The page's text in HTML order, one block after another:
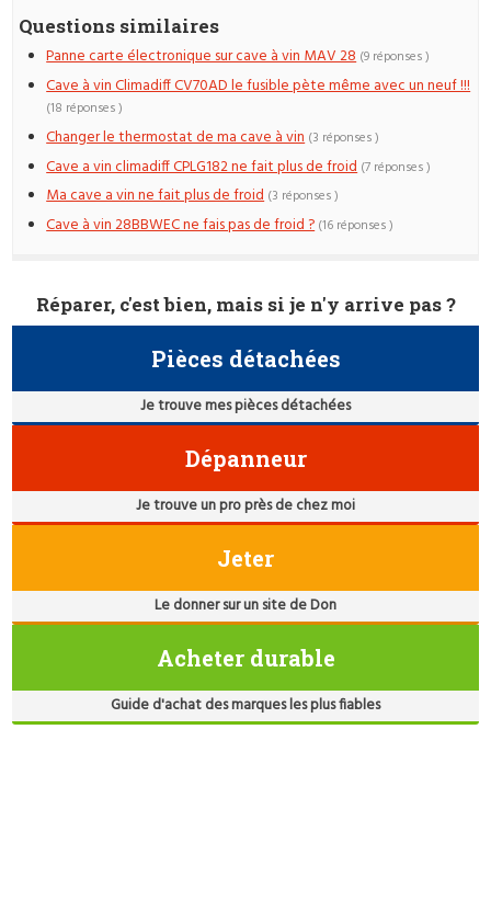
Questions similaires
Panne carte électronique sur cave à vin MAV 28 (9 réponses )
Cave à vin Climadiff CV70AD le fusible pète même avec un neuf !!!
(18 réponses )
Changer le thermostat de ma cave à vin (3 réponses )
Cave a vin climadiff CPLG182 ne fait plus de froid (7 réponses )
Ma cave a vin ne fait plus de froid (3 réponses )
Cave à vin 28BBWEC ne fais pas de froid ? (16 réponses )
Réparer, c'est bien, mais si je n'y arrive pas ?
Pièces détachées
Je trouve mes pièces détachées
Dépanneur
Je trouve un pro près de chez moi
Jeter
Le donner sur un site de Don
Acheter durable
Guide d'achat des marques les plus fiables